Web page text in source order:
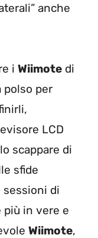
anche
i Wiimote di
polso per
LCD
scappare di
sfide
sessioni di
più in vere e
Wiimote,